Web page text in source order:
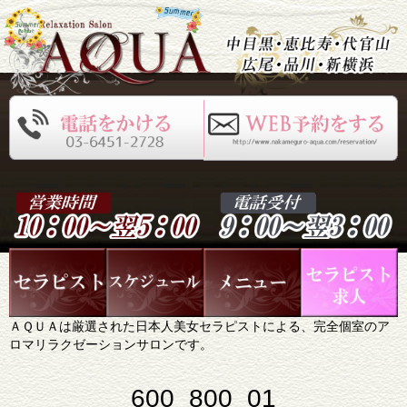
ＡＱＵＡは厳選された日本人美女セラピストによる、完全個室のア
ロマリラクゼーションサロンです。
600_800_01